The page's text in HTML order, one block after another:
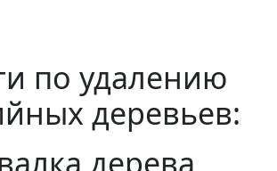
по удалению
деревьев: